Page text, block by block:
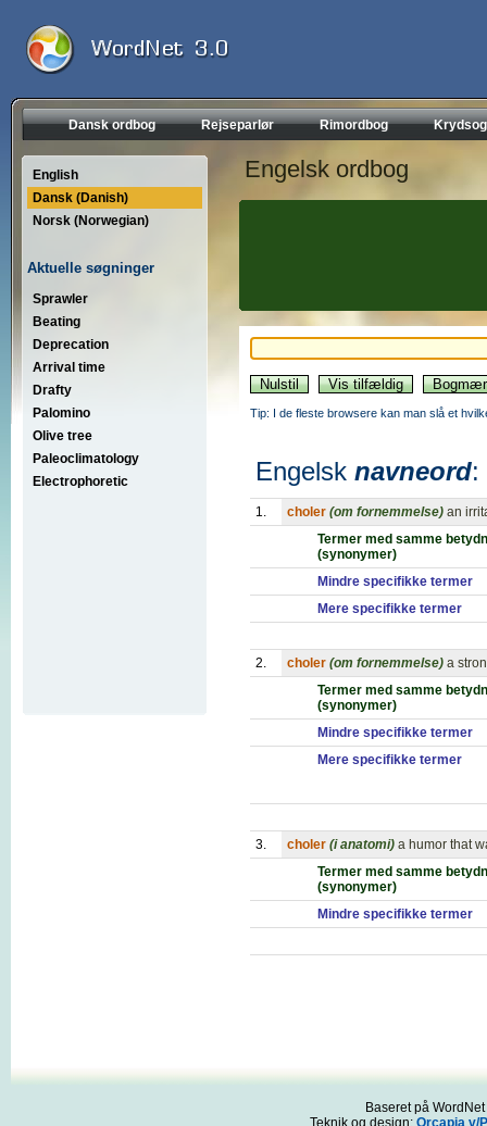
Dansk ordbog Rejseparlør Rimordbog
English
Dansk (Danish)
Norsk (Norwegian)
Aktuelle søgninger
Sprawler
Beating
Deprecation
Arrival time
Drafty
Palomino
Olive tree
Paleoclimatology
Electrophoretic
Engelsk ordbog
Tip: I de fleste browsere kan man slå et
Engelsk navneord:
1. choler (om fornemmelse) an
Termer med samme
(synonymer)
Mindre specifikke termer
Mere specifikke termer
2. choler (om fornemmelse) a
Termer med samme
(synonymer)
Mindre specifikke termer
Mere specifikke termer
3. choler (i anatomi) a humor that
Termer med samme
(synonymer)
Mindre specifikke termer
Baseret på
Teknik og design: Orcapia v/